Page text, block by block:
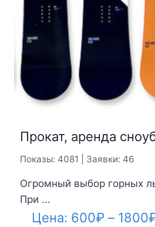
Прокат, аренда
Показы: 4081 | Заявки: 46
Огромный выбор горных
При ...
Цена: 600₽ – 1800